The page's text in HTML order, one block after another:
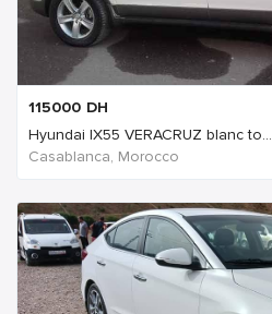
115000 DH
Hyundai IX55 VERACRUZ blanc to...
Casablanca, Morocco